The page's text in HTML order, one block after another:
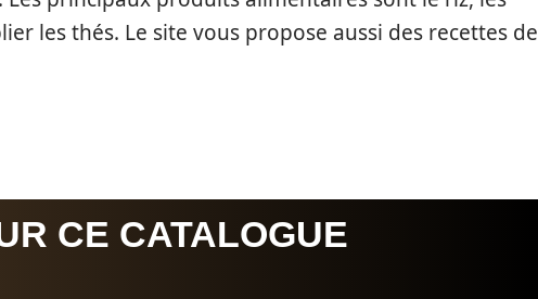
les thés. Le site vous propose aussi des recettes de
CE CATALOGUE